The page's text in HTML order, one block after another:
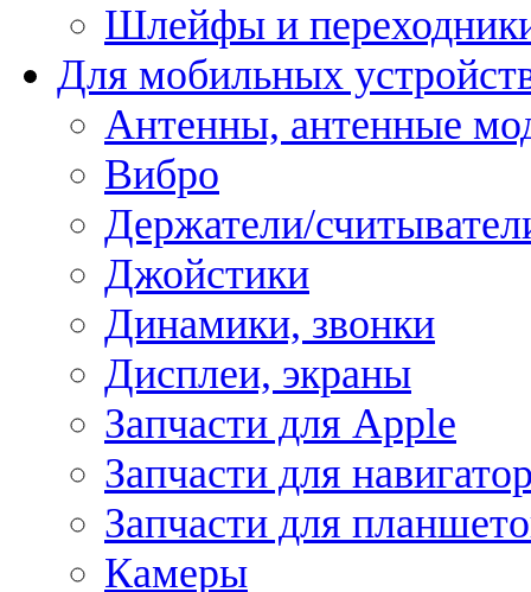
Шлейфы и
Для мобильных
Антенны, антенные
Вибро
Держатели/
Джойстики
Динамики, звонки
Дисплеи, экраны
Запчасти для Apple
Запчасти для
Запчасти для
Камеры